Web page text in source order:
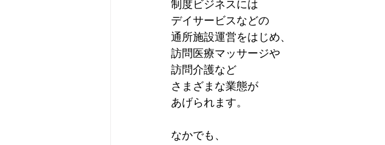
制度ビジネスには
デイサービスなどの
通所施設運営をはじめ、
訪問医療マッサージや
訪問介護など
さまざまな業態が
あげられます。
なかでも、